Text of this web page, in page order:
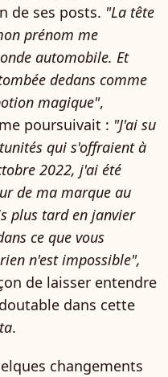
de ses posts. "La tête
prénom me
automobile. Et
dedans comme
magique",
poursuivait : "J'ai su
qui s'offraient à
2022, j'ai été
de ma marque au
plus tard en janvier
ce que vous
n'est impossible",
de laisser entendre
dans cette
.
changements